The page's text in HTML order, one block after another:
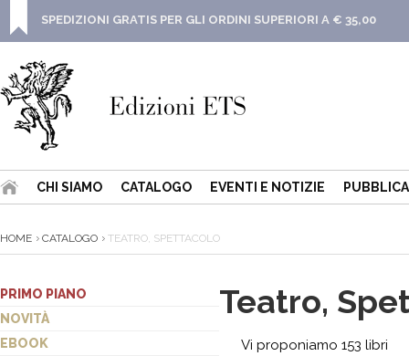
SPEDIZIONI GRATIS PER GLI ORDINI SUPERIORI A € 35,00
CHI SIAMO CATALOGO EVENTI E NOTIZIE
HOME CATALOGO TEATRO, SPETTACOLO
PRIMO PIANO
NOVITÀ
EBOOK
Teatro,
Vi proponiamo 153 libri